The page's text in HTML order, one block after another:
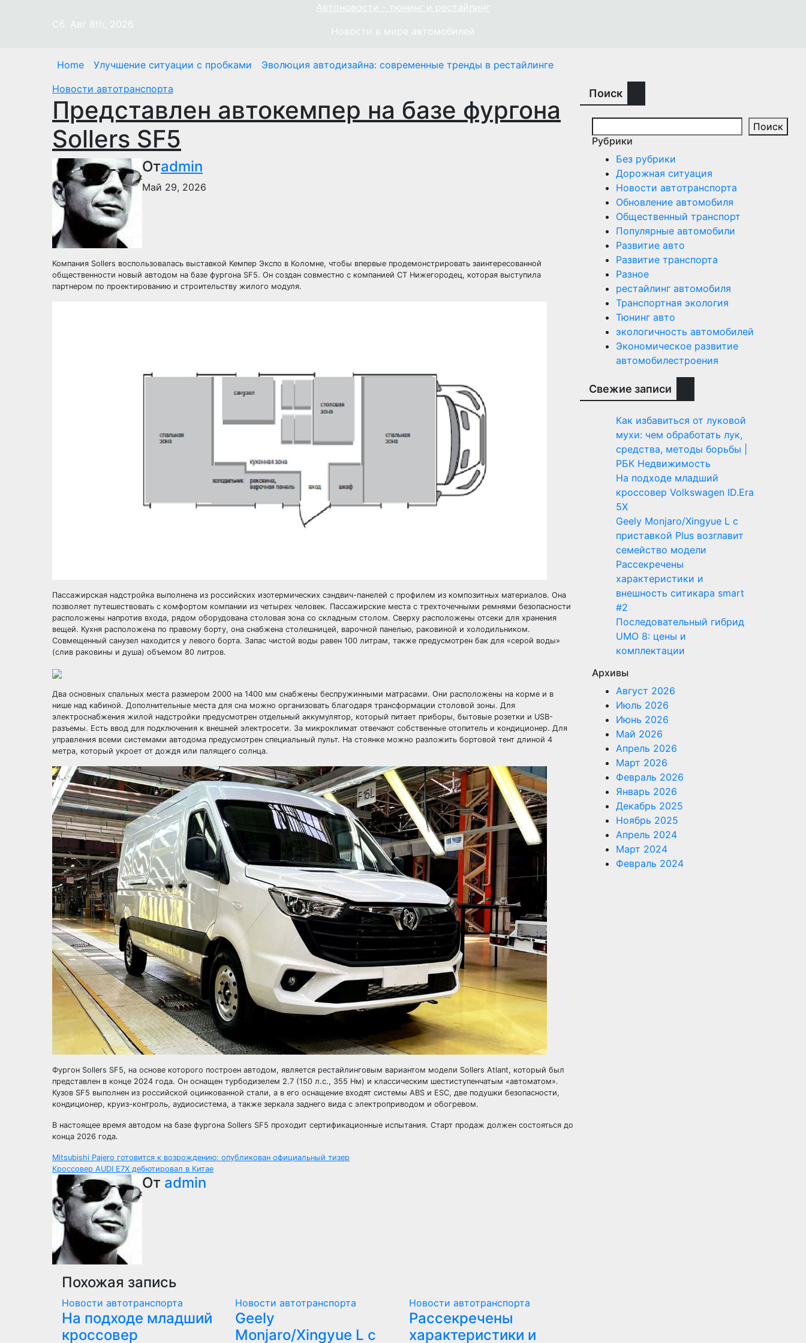
Сб. Авг 8th, 2026
Автоновости - тюнинг и рестайлинг
Новости в мире автомобилей
Home Улучшение ситуации с пробками
Эволюция автодизайна: современные тренды в рестайлинге
Новости автотранспорта
Представлен автокемпер на базе фургона
Sollers SF5
Отadmin
Май 29, 2026
Компания Sollers воспользовалась выставкой Кемпер Экспо в Коломне, чтобы впервые продемонстрировать заинтересованной
общественности новый автодом на базе фургона SF5. Он создан совместно с компанией СТ Нижегородец, которая выступила
партнером по проектированию и строительству жилого модуля.
Пассажирская надстройка выполнена из российских изотермических сэндвич-панелей с профилем из композитных материалов. Она
позволяет путешествовать с комфортом компании из четырех человек. Пассажирские места с трехточечными ремнями безопасности
расположены напротив входа, рядом оборудована столовая зона со складным столом. Сверху расположены отсеки для хранения
вещей. Кухня расположена по правому борту, она снабжена столешницей, варочной панелью, раковиной и холодильником.
Совмещенный санузел находится у левого борта. Запас чистой воды равен 100 литрам, также предусмотрен бак для «серой воды»
(слив раковины и душа) объемом 80 литров.
Два основных спальных места размером 2000 на 1400 мм снабжены беспружинными матрасами. Они расположены на корме и в
нише над кабиной. Дополнительные места для сна можно организовать благодаря трансформации столовой зоны. Для
электроснабжения жилой надстройки предусмотрен отдельный аккумулятор, который питает приборы, бытовые розетки и USB-
разъемы. Есть ввод для подключения к внешней электросети. За микроклимат отвечают собственные отопитель и кондиционер. Для
управления всеми системами автодома предусмотрен специальный пульт. На стоянке можно разложить бортовой тент длиной 4
метра, который укроет от дождя или палящего солнца.
Фургон Sollers SF5, на основе которого построен автодом, является рестайлинговым вариантом модели Sollers Atlant, который был
представлен в конце 2024 года. Он оснащен турбодизелем 2.7 (150 л.с., 355 Нм) и классическим шестиступенчатым «автоматом».
Кузов SF5 выполнен из российской оцинкованной стали, а в его оснащение входят системы АBS и ESC, две подушки безопасности,
кондиционер, круиз-контроль, аудиосистема, а также зеркала заднего вида с электроприводом и обогревом.
В настоящее время автодом на базе фургона Sollers SF5 проходит сертификационные испытания. Старт продаж должен состояться до
конца 2026 года.
Навигация
по
записям
Mitsubishi Pajero готовится к возрождению: опубликован официальный тизер
Кроссовер AUDI E7X дебютировал в Китае
От admin
Похожая запись
Новости автотранспорта
На подходе младший
кроссовер
Новости автотранспорта
Geely
Monjaro/Xingyue L с
Новости автотранспорта
Рассекречены
характеристики и
Поиск
Поиск
Рубрики
Без рубрики
Дорожная ситуация
Новости автотранспорта
Обновление автомобиля
Общественный транспорт
Популярные автомобили
Развитие авто
Развитие транспорта
Разное
рестайлинг автомобиля
Транспортная экология
Тюнинг авто
экологичность автомобилей
Экономическое развитие
автомобилестроения
Свежие записи
Как избавиться от луковой
мухи: чем обработать лук,
средства, методы борьбы |
РБК Недвижимость
На подходе младший
кроссовер Volkswagen ID.Era
5X
Geely Monjaro/Xingyue L с
приставкой Plus возглавит
семейство модели
Рассекречены
характеристики и
внешность ситикара smart
#2
Последовательный гибрид
UMO 8: цены и
комплектации
Архивы
Август 2026
Июль 2026
Июнь 2026
Май 2026
Апрель 2026
Март 2026
Февраль 2026
Январь 2026
Декабрь 2025
Ноябрь 2025
Апрель 2024
Март 2024
Февраль 2024